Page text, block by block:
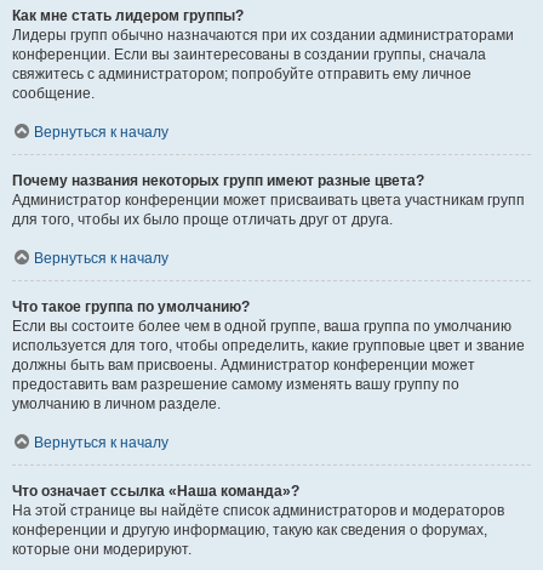
Как мне стать лидером группы?
Лидеры групп обычно назначаются при их создании администраторами
конференции. Если вы заинтересованы в создании группы, сначала
свяжитесь с администратором; попробуйте отправить ему личное
сообщение.
Вернуться к началу
Почему названия некоторых групп имеют разные цвета?
Администратор конференции может присваивать цвета участникам групп
для того, чтобы их было проще отличать друг от друга.
Вернуться к началу
Что такое группа по умолчанию?
Если вы состоите более чем в одной группе, ваша группа по умолчанию
используется для того, чтобы определить, какие групповые цвет и звание
должны быть вам присвоены. Администратор конференции может
предоставить вам разрешение самому изменять вашу группу по
умолчанию в личном разделе.
Вернуться к началу
Что означает ссылка «Наша команда»?
На этой странице вы найдёте список администраторов и модераторов
конференции и другую информацию, такую как сведения о форумах,
которые они модерируют.